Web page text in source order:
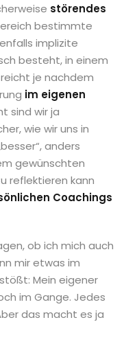
störendes
bestimmte
implizite
besteht, in einem
je nachdem
im eigenen
sind wir ja
wie wir uns in
anders
gewünschten
reflektieren kann
Coachings
ob ich mich auch
mir etwas im
Mein eigener
im Gange. Jedes
das macht es ja